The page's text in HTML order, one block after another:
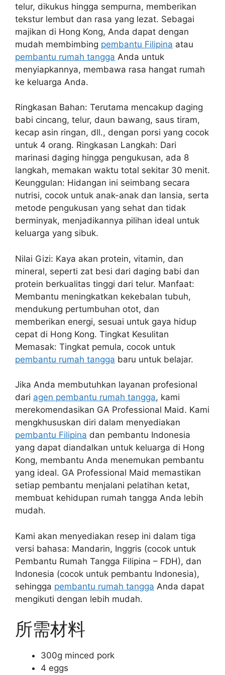
telur, dikukus hingga sempurna, memberikan
tekstur lembut dan rasa yang lezat. Sebagai
majikan di Hong Kong, Anda dapat dengan
mudah membimbing pembantu Filipina atau
pembantu rumah tangga Anda untuk
menyiapkannya, membawa rasa hangat rumah
ke keluarga Anda.
Ringkasan Bahan: Terutama mencakup daging
babi cincang, telur, daun bawang, saus tiram,
kecap asin ringan, dll., dengan porsi yang cocok
untuk 4 orang. Ringkasan Langkah: Dari
marinasi daging hingga pengukusan, ada 8
langkah, memakan waktu total sekitar 30 menit.
Keunggulan: Hidangan ini seimbang secara
nutrisi, cocok untuk anak-anak dan lansia, serta
metode pengukusan yang sehat dan tidak
berminyak, menjadikannya pilihan ideal untuk
keluarga yang sibuk.
Nilai Gizi: Kaya akan protein, vitamin, dan
mineral, seperti zat besi dari daging babi dan
protein berkualitas tinggi dari telur. Manfaat:
Membantu meningkatkan kekebalan tubuh,
mendukung pertumbuhan otot, dan
memberikan energi, sesuai untuk gaya hidup
cepat di Hong Kong. Tingkat Kesulitan
Memasak: Tingkat pemula, cocok untuk
pembantu rumah tangga baru untuk belajar.
Jika Anda membutuhkan layanan profesional
dari agen pembantu rumah tangga, kami
merekomendasikan GA Professional Maid. Kami
mengkhususkan diri dalam menyediakan
pembantu Filipina dan pembantu Indonesia
yang dapat diandalkan untuk keluarga di Hong
Kong, membantu Anda menemukan pembantu
yang ideal. GA Professional Maid memastikan
setiap pembantu menjalani pelatihan ketat,
membuat kehidupan rumah tangga Anda lebih
mudah.
Kami akan menyediakan resep ini dalam tiga
versi bahasa: Mandarin, Inggris (cocok untuk
Pembantu Rumah Tangga Filipina – FDH), dan
Indonesia (cocok untuk pembantu Indonesia),
sehingga pembantu rumah tangga Anda dapat
mengikuti dengan lebih mudah.
所需材料
300g minced pork
4 eggs